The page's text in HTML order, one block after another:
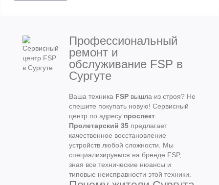
Профессиональный
ремонт и
обслуживание FSP в
Сургуте
Ваша техника FSP вышла из строя? Не
спешите покупать новую! Сервисный
центр по адресу проспект
Пролетарский 35 предлагает
качественное восстановление
устройств любой сложности. Мы
специализируемся на бренде FSP,
зная все технические нюансы и
типовые неисправности этой техники.